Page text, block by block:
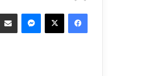
فيسبوك ‫X ماسنجر